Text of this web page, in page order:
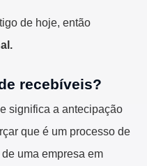
de hoje, então
recebíveis?
significa a antecipação
que é um processo de
uma empresa em